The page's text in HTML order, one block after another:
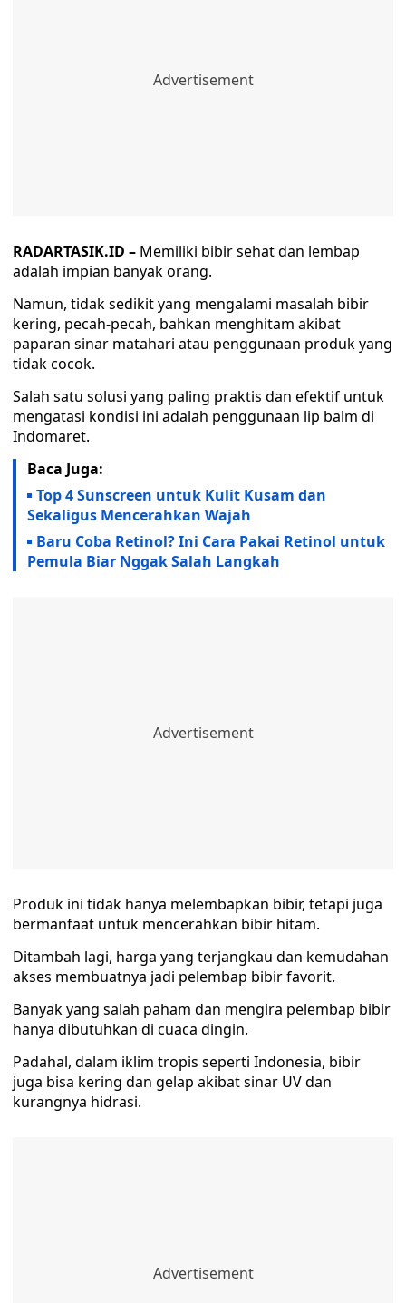
RADARTASIK.ID – Memiliki bibir sehat dan lembap
adalah impian banyak orang.
Namun, tidak sedikit yang mengalami masalah bibir
kering, pecah-pecah, bahkan menghitam akibat
paparan sinar matahari atau penggunaan produk yang
tidak cocok.
Salah satu solusi yang paling praktis dan efektif untuk
mengatasi kondisi ini adalah penggunaan lip balm di
Indomaret.
Baca Juga:
Top 4 Sunscreen untuk Kulit Kusam dan
Sekaligus Mencerahkan Wajah
Baru Coba Retinol? Ini Cara Pakai Retinol untuk
Pemula Biar Nggak Salah Langkah
Produk ini tidak hanya melembapkan bibir, tetapi juga
bermanfaat untuk mencerahkan bibir hitam.
Ditambah lagi, harga yang terjangkau dan kemudahan
akses membuatnya jadi pelembap bibir favorit.
Banyak yang salah paham dan mengira pelembap bibir
hanya dibutuhkan di cuaca dingin.
Padahal, dalam iklim tropis seperti Indonesia, bibir
juga bisa kering dan gelap akibat sinar UV dan
kurangnya hidrasi.